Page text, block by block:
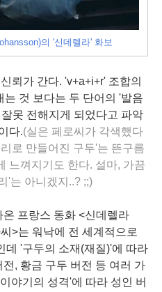
의 '신데렐라' 화보
뢰가 간다. 'v+a+i+r' 조합의
는 것 보다는 두 단어의 '발음
못 전해지게 되었다고 파악
다.(실은 페로씨가 각색했다
로 만들어진 구두'는 뜬구름
느껴지기도 한다. 설마, 가끔
'는 아니겠지..? ;;)
프랑스 동화 <신데렐라
>는 워낙에 전 세계적으로
데 '구두의 소재(재질)'에 따라
전, 황금 구두 버전 등 여러 가
야기의 성격'에 따라 성인 버